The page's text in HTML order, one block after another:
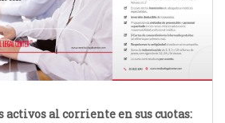
activos al corriente en sus cuotas: